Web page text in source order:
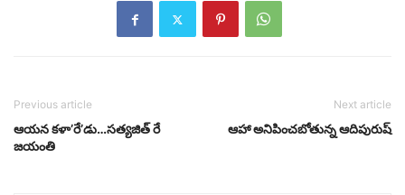
Previous article
ఆయన కళా’రే’డు…సత్యజిత్ రే
జయంతి
Next article
ఆహా అనిపించబోతున్న ఆదిపురుష్